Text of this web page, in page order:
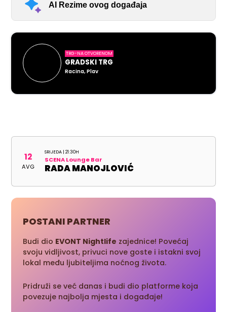
AI Rezime ovog događaja
TRG-NA OTVORENOM
GRADSKI TRG
Racina, Plav
12
AVG
SRIJEDA | 21:30H
SCENA Lounge Bar
RADA MANOJLOVIĆ
POSTANI PARTNER
Budi dio EVONT Nightlife zajednice! Povećaj
svoju vidljivost, privuci nove goste i istakni svoj
lokal među ljubiteljima noćnog života.
Pridruži se već danas i budi dio platforme koja
povezuje najbolja mjesta i događaje!